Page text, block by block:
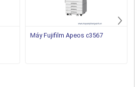
Máy Fujifilm Apeos c3567